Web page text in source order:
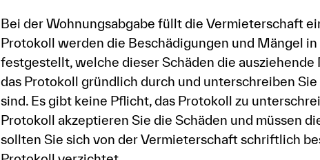
Bei der Wohnungsabgabe füllt die Vermieterschaft
Protokoll werden die Beschädigungen und Mängel
festgestellt, welche dieser Schäden die
das Protokoll gründlich durch und unterschreiben
sind. Es gibt keine Pflicht, das Protokoll zu
Protokoll akzeptieren Sie die Schäden und müssen
sollten Sie sich von der Vermieterschaft schriftlich